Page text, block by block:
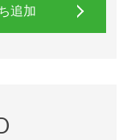
追加